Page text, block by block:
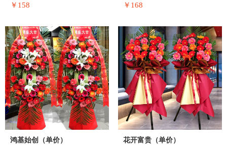
￥158 ￥168
鸿基始创（单价） 花开富贵（单价）